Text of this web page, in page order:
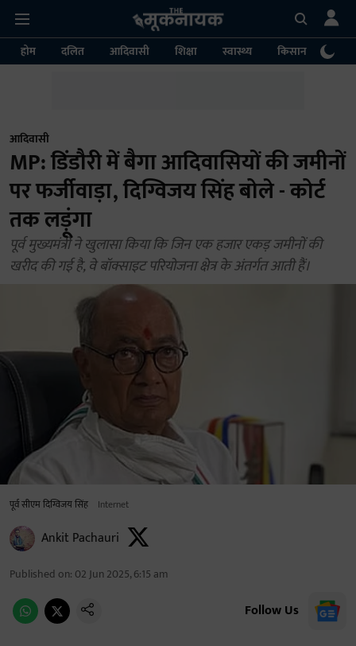
होम दलित आदिवासी शिक्षा स्वास्थ्य किसान
आदिवासी
MP: डिंडौरी में बैगा आदिवासियों की जमीनों
पर फर्जीवाड़ा, दिग्विजय सिंह बोले - कोर्ट
तक लड़ूंगा
पूर्व मुख्यमंत्री ने खुलासा किया कि जिन एक हजार एकड़ जमीनों की
खरीद की गई है, वे बॉक्साइट परियोजना क्षेत्र के अंतर्गत आती हैं।
पूर्व सीएम दिग्विजय सिंह Internet
Ankit Pachauri
Published on: 02 Jun 2025, 6:15 am
Follow Us